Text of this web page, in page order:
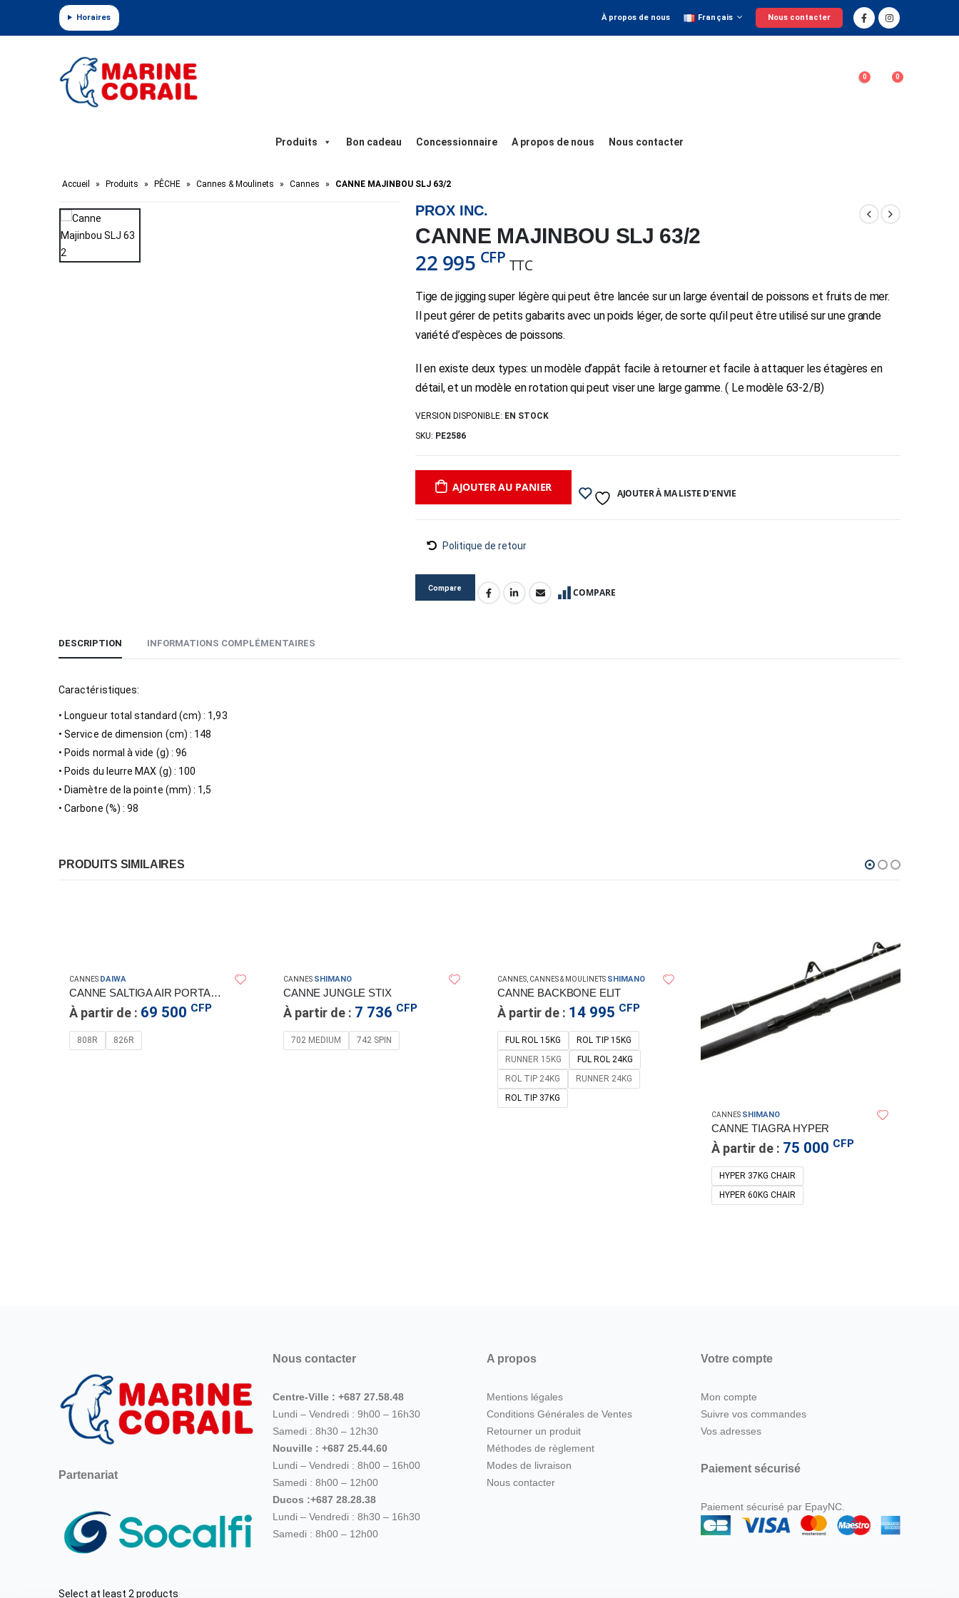
Horaires À propos de nous Français Nous contacter
0 0
Produits Bon cadeau Concessionnaire A propos de nous Nous contacter
Accueil » Produits » PÊCHE » Cannes & Moulinets » Cannes » CANNE MAJINBOU SLJ 63/2
PROX INC.
CANNE MAJINBOU SLJ 63/2
22 995 CFP TTC
Tige de jigging super légère qui peut être lancée sur un large éventail de poissons et fruits de mer.
Il peut gérer de petits gabarits avec un poids léger, de sorte qu’il peut être utilisé sur une grande
variété d’espèces de poissons.
Il en existe deux types: un modèle d’appât facile à retourner et facile à attaquer les étagères en
détail, et un modèle en rotation qui peut viser une large gamme. ( Le modèle 63-2/B)
VERSION DISPONIBLE: EN STOCK
SKU: PE2586
AJOUTER AU PANIER AJOUTER À MA LISTE D'ENVIE
Politique de retour
Compare COMPARE
DESCRIPTION INFORMATIONS COMPLÉMENTAIRES
Caractéristiques:
• Longueur total standard (cm) : 1,93
• Service de dimension (cm) : 148
• Poids normal à vide (g) : 96
• Poids du leurre MAX (g) : 100
• Diamètre de la pointe (mm) : 1,5
• Carbone (%) : 98
PRODUITS SIMILAIRES
CANNES DAIWA
CANNE SALTIGA AIR PORTABLE DAIWA
À partir de : 69 500 CFP
808R 826R
CANNES SHIMANO
CANNE JUNGLE STIX
À partir de : 7 736 CFP
702 MEDIUM 742 SPIN
CANNES CANNES & MOULINETS SHIMANO
CANNE BACKBONE ELIT
À partir de : 14 995 CFP
FUL ROL 15KG
ROL TIP 15KG
RUNNER 15KG
FUL ROL 24KG
ROL TIP 24KG
RUNNER 24KG
ROL TIP 37KG
CANNES SHIMANO
CANNE TIAGRA HYPER
À partir de : 75 000 CFP
HYPER 37KG CHAIR
HYPER 60KG CHAIR
Partenariat
Nous contacter
Centre-Ville : +687 27.58.48
Lundi – Vendredi : 9h00 – 16h30
Samedi : 8h30 – 12h30
Nouville : +687 25.44.60
Lundi – Vendredi : 8h00 – 16h00
Samedi : 8h00 – 12h00
Ducos :+687 28.28.38
Lundi – Vendredi : 8h30 – 16h30
Samedi : 8h00 – 12h00
A propos
Mentions légales
Conditions Générales de Ventes
Retourner un produit
Méthodes de règlement
Modes de livraison
Nous contacter
Votre compte
Mon compte
Suivre vos commandes
Vos adresses
Paiement sécurisé
Paiement sécurisé par EpayNC.
Select at least 2 products
Panneau de gestion des cookies